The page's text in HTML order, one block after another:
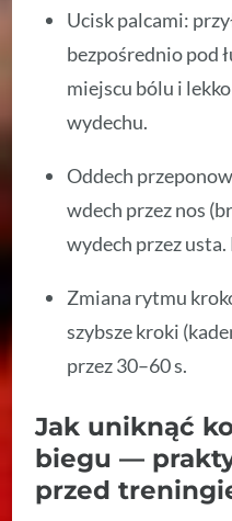
Ucisk palcami:
bezpośrednio pod
miejscu bólu i
wydechu.
Oddech
wdech przez nos
wydech przez
Zmiana rytmu
szybsze kroki
przez 30–60 s.
Jak uniknąć
biegu —
przed